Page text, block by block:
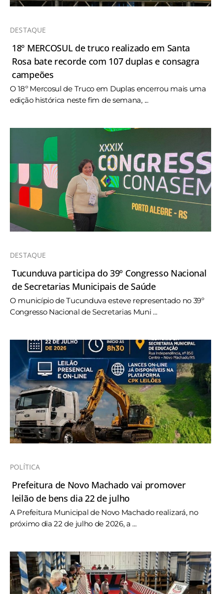
DESTAQUE
18º MERCOSUL de truco realizado em Santa
Rosa bate recorde com 107 duplas e consagra
campeões
O 18º Mercosul de Truco em Duplas encerrou mais uma
edição histórica neste fim de semana, ...
DESTAQUE
Tucunduva participa do 39º Congresso Nacional
de Secretarias Municipais de Saúde
O município de Tucunduva esteve representado no 39º
Congresso Nacional de Secretarias Muni ...
POLÍTICA
Prefeitura de Novo Machado vai promover
leilão de bens dia 22 de julho
A Prefeitura Municipal de Novo Machado realizará, no
próximo dia 22 de julho de 2026, a ...